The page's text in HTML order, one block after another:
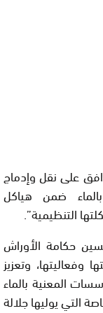
على نقل وإدماج
ضمن هياكل
التنظيمية”.
حكامة الأوراش
وفعاليتها، وتعزيز
المعنية بالماء
التي يوليها جلالة